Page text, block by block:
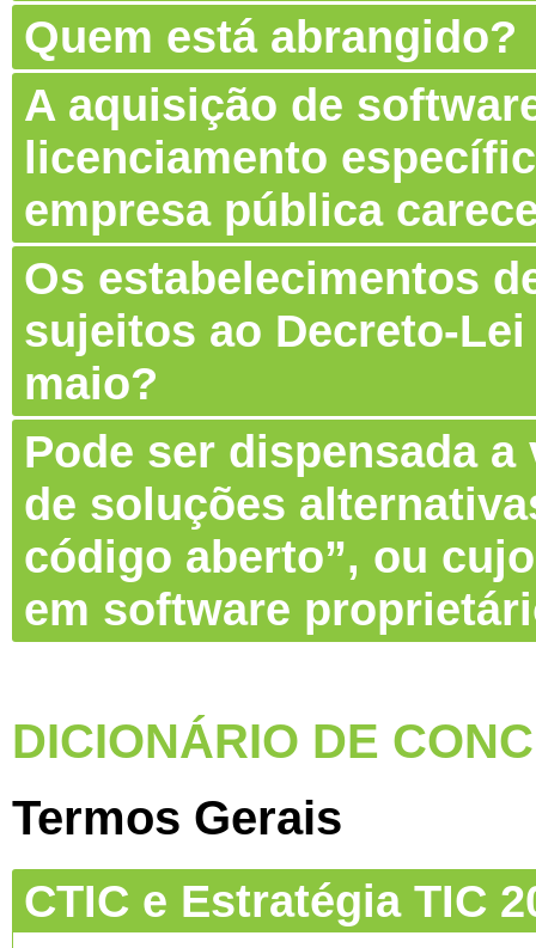
Quem está abrangido?
A aquisição de
licenciamento
empresa pública
Os estabelecimentos
sujeitos ao Decreto-Lei
maio?
Pode ser dispensada
de soluções
código aberto”, ou
em software
DICIONÁRIO DE
Termos Gerais
CTIC e Estratégia TIC